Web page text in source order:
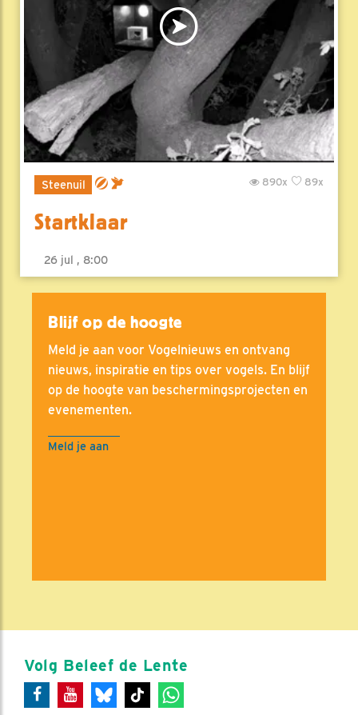
Steenuil 89x
890x
Startklaar
26 jul , 8:00
Blijf op de hoogte
Meld je aan voor Vogelnieuws en ontvang
nieuws, inspiratie en tips over vogels. En blijf
op de hoogte van beschermingsprojecten en
evenementen.
Meld je aan
Volg Beleef de Lente